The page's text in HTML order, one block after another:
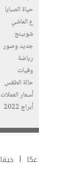
حياة الصبايا
ع الماشي
شوبينج
جديد وصور
رياضة
وفيات
حالة الطقس
أسعار العملات
أبراج 2022
عكا
حيفا